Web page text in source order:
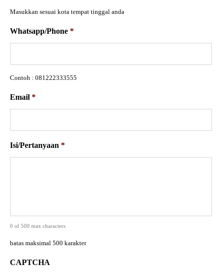
Masukkan sesuai kota tempat tinggal anda
Whatsapp/Phone *
Contoh : 081222333555
Email *
Isi/Pertanyaan *
0 of 500 max characters
batas maksimal 500 karakter
CAPTCHA